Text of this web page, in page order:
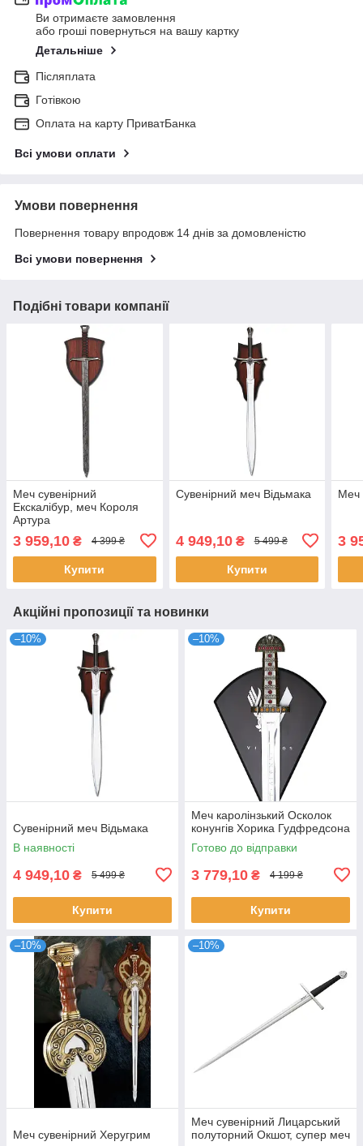
Ви отримаєте замовлення
або гроші повернуться на вашу картку
Детальніше
Післяплата
Готівкою
Оплата на карту ПриватБанка
Всі умови оплати
Умови повернення
Повернення товару впродовж 14 днів за домовленістю
Всі умови повернення
Подібні товари компанії
Меч сувенірний
Екскалібур, меч Короля
Артура
3 959,10 ₴ 4 399 ₴
Купити
Сувенірний меч Відьмака
4 949,10₴ 5 499 ₴
Купити
Меч
3
Акційні пропозиції та новинки
–10%
Сувенірний меч Відьмака
В наявності
4 949,10 ₴ 5 499 ₴
Купити
–10%
Меч каролінзький Осколок
конунгів Хорика Гудфредсона
Готово до відправки
3 779,10 ₴ 4 199 ₴
Купити
–10%
Меч сувенірний Херугрим
–10%
Меч сувенірний Лицарський
полуторний Окшот, супер меч